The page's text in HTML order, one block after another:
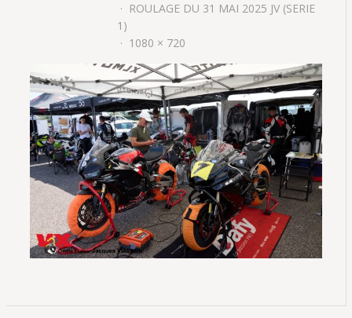
ROULAGE DU 31 MAI 2025 JV (SERIE
1)
1080 × 720